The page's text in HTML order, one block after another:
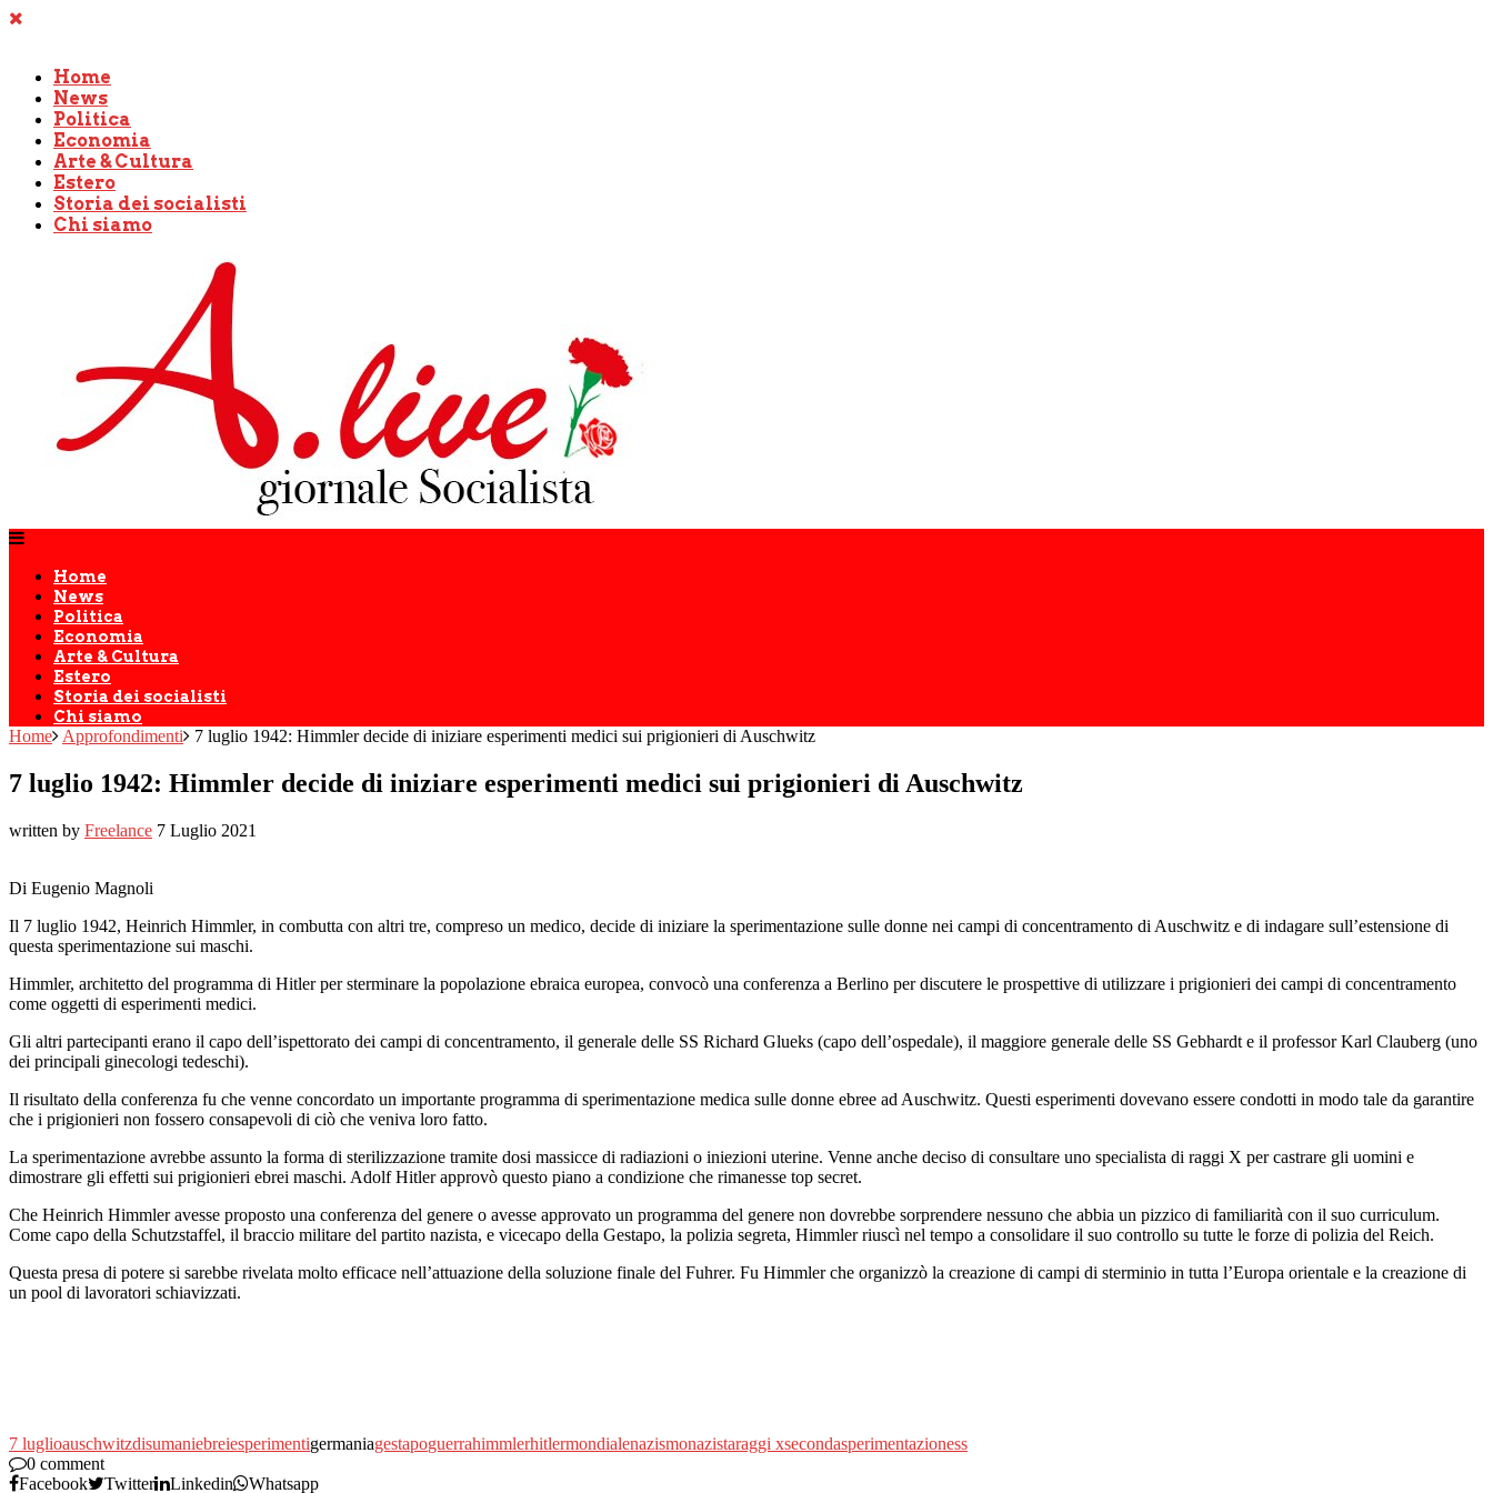
Home
News
Politica
Economia
Arte & Cultura
Estero
Storia dei socialisti
Chi siamo
Home
News
Politica
Economia
Arte & Cultura
Estero
Storia dei socialisti
Chi siamo
Home Approfondimenti 7 luglio 1942: Himmler decide di iniziare esperimenti medici sui prigionieri di Auschwitz
7 luglio 1942: Himmler decide di iniziare esperimenti medici sui prigionieri di Auschwitz
written by Freelance 7 Luglio 2021
Di Eugenio Magnoli
Il 7 luglio 1942, Heinrich Himmler, in combutta con altri tre, compreso un medico, decide di iniziare la sperimentazione sulle donne nei campi di concentramento di Auschwitz e di indagare sull’estensione di
questa sperimentazione sui maschi.
Himmler, architetto del programma di Hitler per sterminare la popolazione ebraica europea, convocò una conferenza a Berlino per discutere le prospettive di utilizzare i prigionieri dei campi di concentramento
come oggetti di esperimenti medici.
Gli altri partecipanti erano il capo dell’ispettorato dei campi di concentramento, il generale delle SS Richard Glueks (capo dell’ospedale), il maggiore generale delle SS Gebhardt e il professor Karl Clauberg (uno
dei principali ginecologi tedeschi).
Il risultato della conferenza fu che venne concordato un importante programma di sperimentazione medica sulle donne ebree ad Auschwitz. Questi esperimenti dovevano essere condotti in modo tale da garantire
che i prigionieri non fossero consapevoli di ciò che veniva loro fatto.
La sperimentazione avrebbe assunto la forma di sterilizzazione tramite dosi massicce di radiazioni o iniezioni uterine. Venne anche deciso di consultare uno specialista di raggi X per castrare gli uomini e
dimostrare gli effetti sui prigionieri ebrei maschi. Adolf Hitler approvò questo piano a condizione che rimanesse top secret.
Che Heinrich Himmler avesse proposto una conferenza del genere o avesse approvato un programma del genere non dovrebbe sorprendere nessuno che abbia un pizzico di familiarità con il suo curriculum.
Come capo della Schutzstaffel, il braccio militare del partito nazista, e vicecapo della Gestapo, la polizia segreta, Himmler riuscì nel tempo a consolidare il suo controllo su tutte le forze di polizia del Reich.
Questa presa di potere si sarebbe rivelata molto efficace nell’attuazione della soluzione finale del Fuhrer. Fu Himmler che organizzò la creazione di campi di sterminio in tutta l’Europa orientale e la creazione di
un pool di lavoratori schiavizzati.
7 luglioauschwitzdisumaniebreiesperimentigermaniagestapoguerrahimmlerhitlermondialenazismonazistaraggi xsecondasperimentazioness
0 comment
Facebook
Twitter Linkedin
Whatsapp